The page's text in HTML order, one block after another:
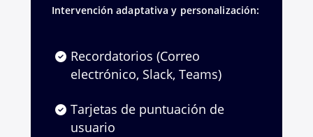
Intervención adaptativa y personalización:
Recordatorios (Correo
electrónico, Slack, Teams)
Tarjetas de puntuación de
usuario